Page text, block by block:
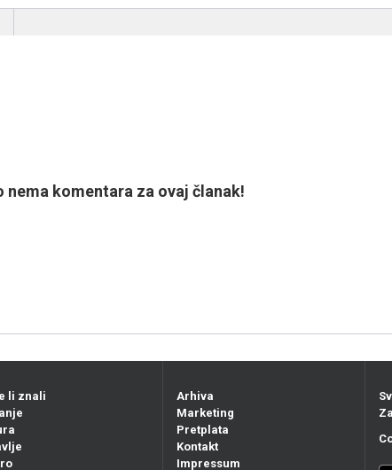
nema komentara za ovaj članak!
li znali
Arhiva
Marketing
Pretplata
Kontakt
Impressum